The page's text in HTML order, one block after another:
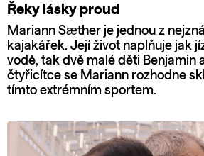
Řeky lásky proud
Mariann Sæther je jednou z
kajakářek. Její život naplňuje jak
vodě, tak dvě malé děti Benjamin
čtyřicítce se Mariann rozhodne
tímto extrémním sportem.